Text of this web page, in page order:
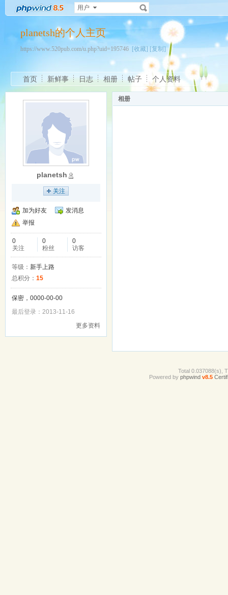
用户
planetsh的个人主页
https://www.520pub.com/u.php?uid=195746 [收藏] [复制]
首页 新鲜事 日志 相册 帖子 个人资料
planetsh
关注
加为好友
发消息
举报
0
关注
0
粉丝
0
访客
等级： 新手上路
总积分： 15
保密，0000-00-00
最后登录：2013-11-16
更多资料
相册
Total 0.037088(s),
Powered by phpwind v8.5